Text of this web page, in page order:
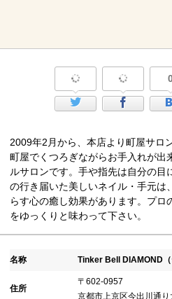
2009年2月から、本店より町屋サロ
町屋でくつろぎながらお手入れが出
ルサロンです。手や指先は自分の
の行き届いた美しいネイル・手元は
らす心の癒し効果があります。プロ
をゆっくりと味わって下さい。
名称 Tinker Bell DIAMOND（
住所
〒602-0957
京都市上京区今出川通